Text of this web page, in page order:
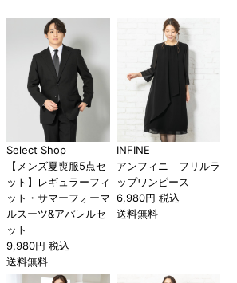
Select Shop
【メンズ夏喪服5点セ
ット】レギュラーフィ
ット・サマーフォーマ
ルスーツ&アパレルセ
ット
9,980円 税込
送料無料
INFINE
アンフィニ フリルラ
ップワンピース
6,980円 税込
送料無料